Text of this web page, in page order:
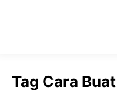
Tag Cara